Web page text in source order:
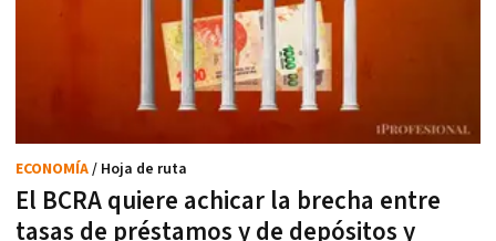
El BCRA quiere achicar la brecha entre
tasas de préstamos y de depósitos y
ECONOMÍA/ Hoja de ruta